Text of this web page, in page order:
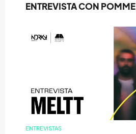
ENTREVISTA CON POMME
ENTREVISTAS